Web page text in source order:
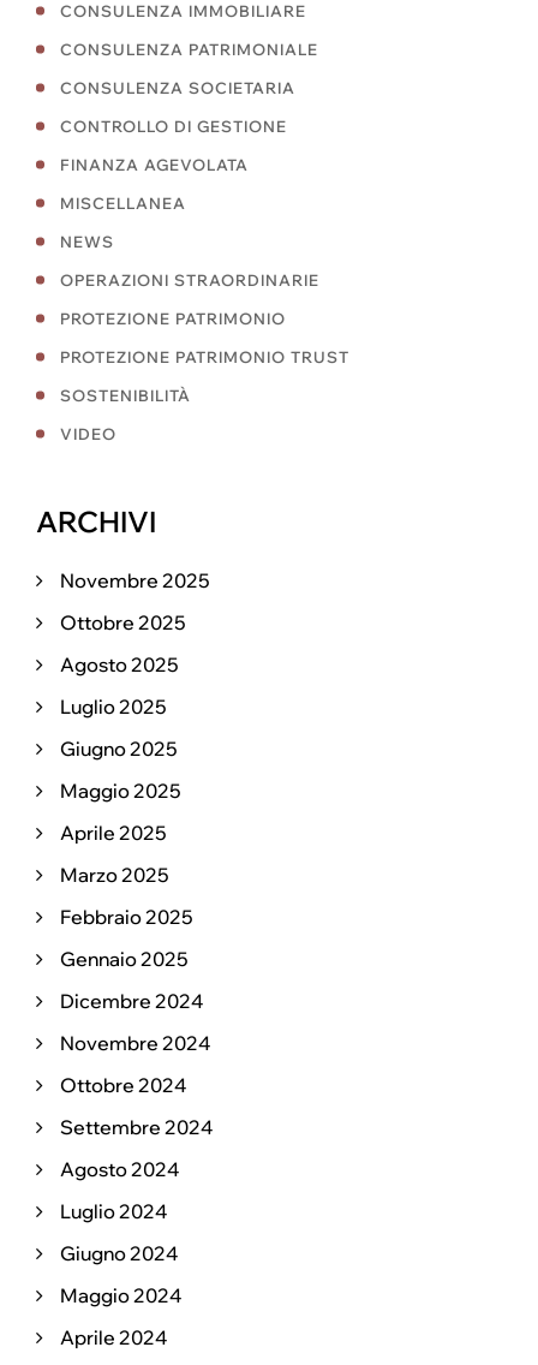
CONSULENZA IMMOBILIARE
CONSULENZA PATRIMONIALE
CONSULENZA SOCIETARIA
CONTROLLO DI GESTIONE
FINANZA AGEVOLATA
MISCELLANEA
NEWS
OPERAZIONI STRAORDINARIE
PROTEZIONE PATRIMONIO
PROTEZIONE PATRIMONIO TRUST
SOSTENIBILITÀ
VIDEO
ARCHIVI
Novembre 2025
Ottobre 2025
Agosto 2025
Luglio 2025
Giugno 2025
Maggio 2025
Aprile 2025
Marzo 2025
Febbraio 2025
Gennaio 2025
Dicembre 2024
Novembre 2024
Ottobre 2024
Settembre 2024
Agosto 2024
Luglio 2024
Giugno 2024
Maggio 2024
Aprile 2024